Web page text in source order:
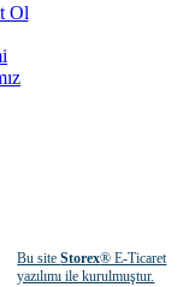
Ol
Bu siteStorex® E-Ticaret
yazılımı ile kurulmuştur.